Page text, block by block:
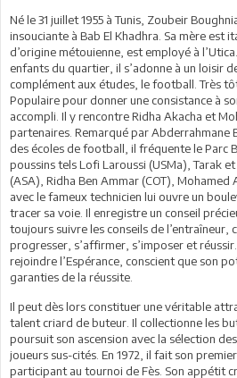
Né le 31 juillet 1955 à Tunis, Zoubeir
insouciante à Bab El Khadhra. Sa mère est
d’origine métouienne, est employé à
enfants du quartier, il s’adonne à un loisir
complément aux études, le football. Très
Populaire pour donner une consistance à
accompli. Il y rencontre Ridha Akacha et
partenaires. Remarqué par Abderrahmane
des écoles de football, il fréquente le Parc
poussins tels Lofi Laroussi (USMa), Tarak
(ASA), Ridha Ben Ammar (COT), Mohamed
avec le fameux technicien lui ouvre un
tracer sa voie. Il enregistre un conseil
toujours suivre les conseils de l’entraîneur,
progresser, s’affirmer, s’imposer et
rejoindre l’Espérance, conscient que son
garanties de la réussite.
Il peut dès lors constituer une véritable
talent criard de buteur. Il collectionne les
poursuit son ascension avec la sélection
joueurs sus-cités. En 1972, il fait son
participant au tournoi de Fès. Son appétit